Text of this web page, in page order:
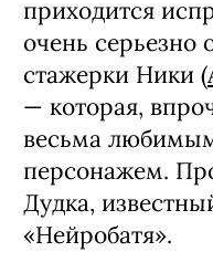
приходится
очень серьезно
стажерки Ники (
— которая,
весьма
персонажем.
Дудка,
«Нейробатя».